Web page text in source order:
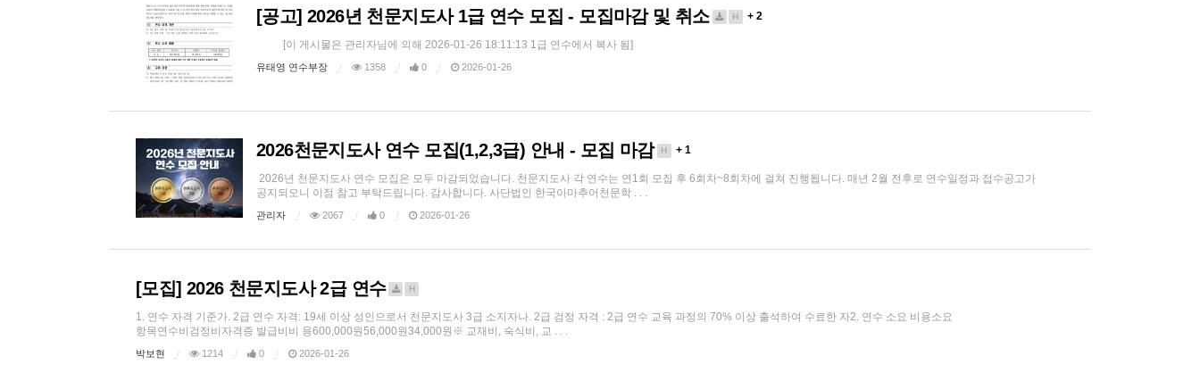
[공고] 2026년 천문지도사 1급 연수 모집 - 모집마감 및 취소 H + 2
[이 게시물은 관리자님에 의해 2026-01-26 18:11:13 1급 연수에서 복사 됨]
유태영 연수부장 1358 0 2026-01-26
2026천문지도사 연수 모집(1,2,3급) 안내 - 모집 마감 H + 1
2026년 천문지도사 연수 모집은 모두 마감되었습니다. 천문지도사 각 연수는 연1회 모집 후 6회차~8회차에 걸쳐 진행됩니다. 매년 2월 전후로 연수일정과 접수공고가
공지되오니 이점 참고 부탁드립니다. 감사합니다. 사단법인 한국아마추어천문학 . . .
관리자 2067 0 2026-01-26
[모집] 2026 천문지도사 2급 연수 H
1. 연수 자격 기준가. 2급 연수 자격: 19세 이상 성인으로서 천문지도사 3급 소지자나. 2급 검정 자격 : 2급 연수 교육 과정의 70% 이상 출석하여 수료한 자2. 연수 소요 비용소요
항목연수비검정비자격증 발급비비 용600,000원56,000원34,000원※ 교재비, 숙식비, 교 . . .
박보현 1214 0 2026-01-26